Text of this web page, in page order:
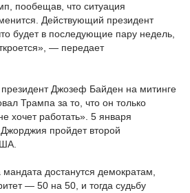
пообещав, что ситуация
Действующий президент
будет в последующие пару недель,
— передает
Джозеф Байден на митинге
Трампа за то, что он только
хочет работать». 5 января
пройдет второй
достанутся демократам,
— 50 на 50, и тогда судьбу